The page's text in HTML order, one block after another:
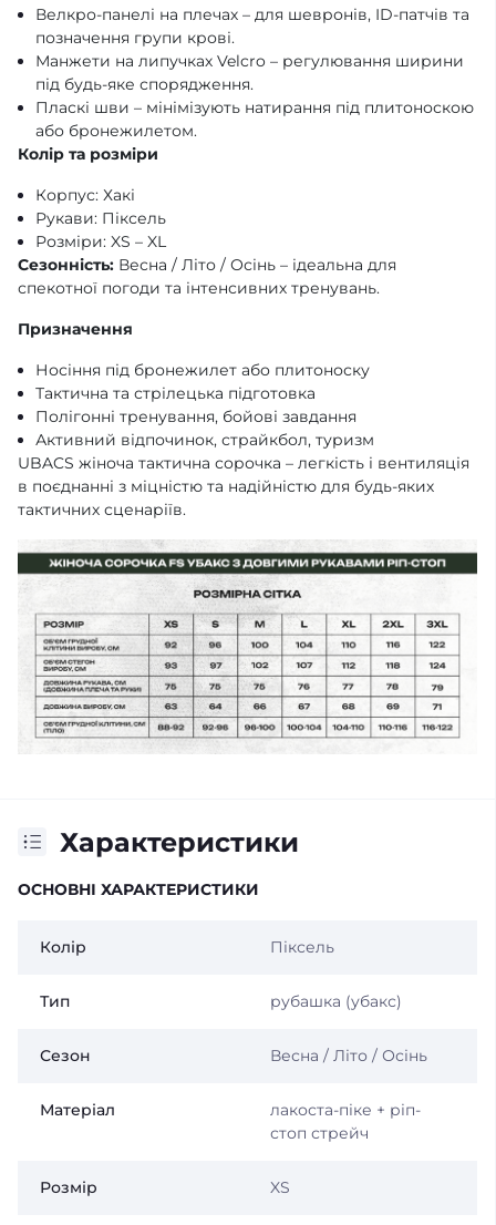
Велкро-панелі на плечах – для шевронів, ID-патчів та
позначення групи крові.
Манжети на липучках Velcro – регулювання ширини
під будь-яке спорядження.
Пласкі шви – мінімізують натирання під плитоноскою
або бронежилетом.
Колір та розміри
Корпус: Хакі
Рукави: Піксель
Розміри: XS – XL
Сезонність: Весна / Літо / Осінь – ідеальна для
спекотної погоди та інтенсивних тренувань.
Призначення
Носіння під бронежилет або плитоноску
Тактична та стрілецька підготовка
Полігонні тренування, бойові завдання
Активний відпочинок, страйкбол, туризм
UBACS жіноча тактична сорочка – легкість і вентиляція
в поєднанні з міцністю та надійністю для будь-яких
тактичних сценаріїв.
Характеристики
ОСНОВНІ ХАРАКТЕРИСТИКИ
Колір Піксель
Тип рубашка (убакс)
Сезон Весна / Літо / Осінь
Матеріал
лакоста-піке + ріп-
стоп стрейч
Розмір XS